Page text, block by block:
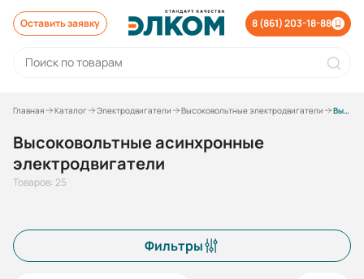
Оставить заявку 8 (861) 203-18-88
Главная Каталог Электродвигатели Высоковольтные электродвигатели Высоковольтные асинхронные электродвигатели
Высоковольтные асинхронные
электродвигатели
Товаров: 25
Фильтры